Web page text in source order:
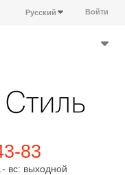
Войти
Русский
83
выходной